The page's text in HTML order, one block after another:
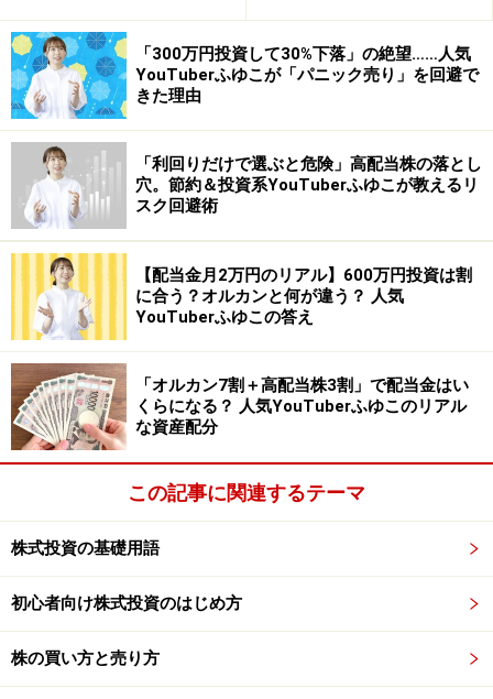
利益率＝営業利益÷売上高）
また、売上高はIPOからわずか３年で13倍以上に拡大し
ました。これを年あたりに直すと、１年あたり230%ほど
成長している計算です。全ての成長株がこのような成長
を遂げるとは限りませんが、少なくともヤフー級のもの
となると、これだけの業績拡大が確認できました。
よって、以上を踏まえると、「第二のヤフー」「第三の
ヤフー」を探したい場合、同社と似たような業績をたど
っている会社を探すのが良いでしょう。たとえば、私で
あれば、以下の条件を満たした企業を探してみます。
(1) 創業後まもなく黒字化
(2) 営業利益率が10％以上
(3) 売上高成長率が200％以上
この方法で銘柄を探すことで、ヤフーのように、成長性
「300万円投資して30%下落」の絶望……人気
YouTuberふゆこが「パニック売り」を回避で
きた理由
「利回りだけで選ぶと危険」高配当株の落とし
穴。節約＆投資系YouTuberふゆこが教えるリ
スク回避術
【配当金月2万円のリアル】600万円投資は割
に合う？オルカンと何が違う？ 人気
YouTuberふゆこの答え
「オルカン7割＋高配当株3割」で配当金はい
くらになる？ 人気YouTuberふゆこのリアル
な資産配分
この記事に関連するテーマ
株式投資の基礎用語
初心者向け株式投資のはじめ方
株の買い方と売り方